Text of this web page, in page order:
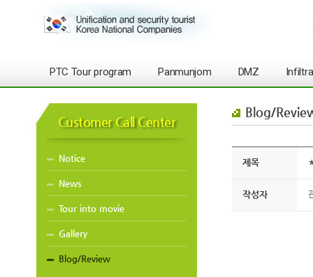
PTC Tour program Panmunjom DMZ
Customer Call Center
Notice
News
Tour into movie
Gallery
Blog/Review
Blog/
제목
작성자